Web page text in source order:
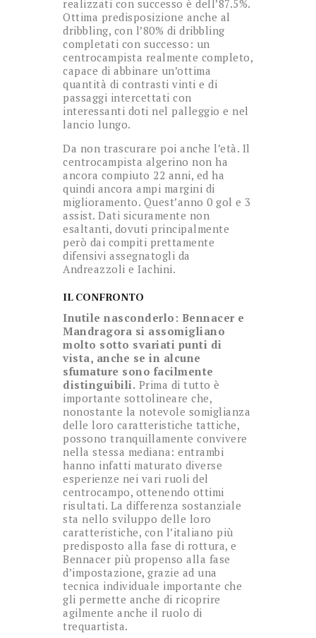
realizzati con successo è dell’87.5%.
Ottima predisposizione anche al
dribbling, con l’80% di dribbling
completati con successo: un
centrocampista realmente completo,
capace di abbinare un’ottima
quantità di contrasti vinti e di
passaggi intercettati con
interessanti doti nel palleggio e nel
lancio lungo.
Da non trascurare poi anche l’età. Il
centrocampista algerino non ha
ancora compiuto 22 anni, ed ha
quindi ancora ampi margini di
miglioramento. Quest’anno 0 gol e 3
assist. Dati sicuramente non
esaltanti, dovuti principalmente
però dai compiti prettamente
difensivi assegnatogli da
Andreazzoli e Iachini.
IL CONFRONTO
Inutile nasconderlo: Bennacer e
Mandragora si assomigliano
molto sotto svariati punti di
vista, anche se in alcune
sfumature sono facilmente
distinguibili. Prima di tutto è
importante sottolineare che,
nonostante la notevole somiglianza
delle loro caratteristiche tattiche,
possono tranquillamente convivere
nella stessa mediana: entrambi
hanno infatti maturato diverse
esperienze nei vari ruoli del
centrocampo, ottenendo ottimi
risultati. La differenza sostanziale
sta nello sviluppo delle loro
caratteristiche, con l’italiano più
predisposto alla fase di rottura, e
Bennacer più propenso alla fase
d’impostazione, grazie ad una
tecnica individuale importante che
gli permette anche di ricoprire
agilmente anche il ruolo di
trequartista.